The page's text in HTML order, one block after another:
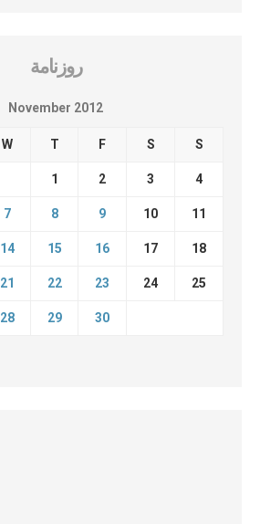
روزنامة
November 2012
W T F S S
1 2 3 4
7 8 9 10 11
14 15 16 17 18
21 22 23 24 25
28 29 30